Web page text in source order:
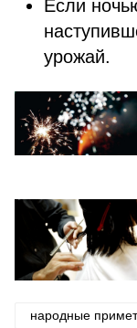
Если
урожай.
народные